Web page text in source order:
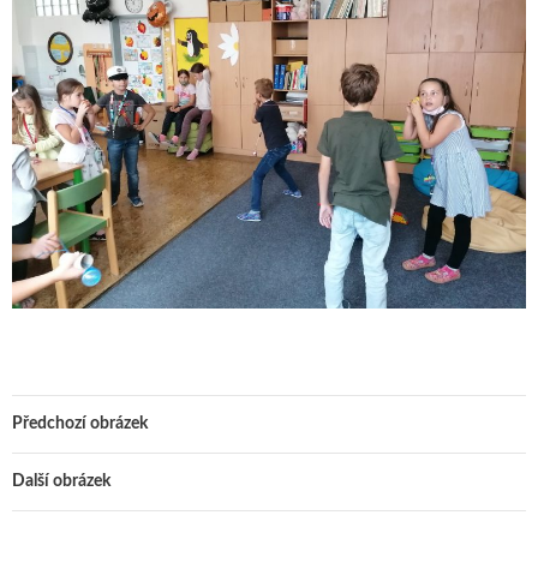
Předchozí obrázek
Další obrázek